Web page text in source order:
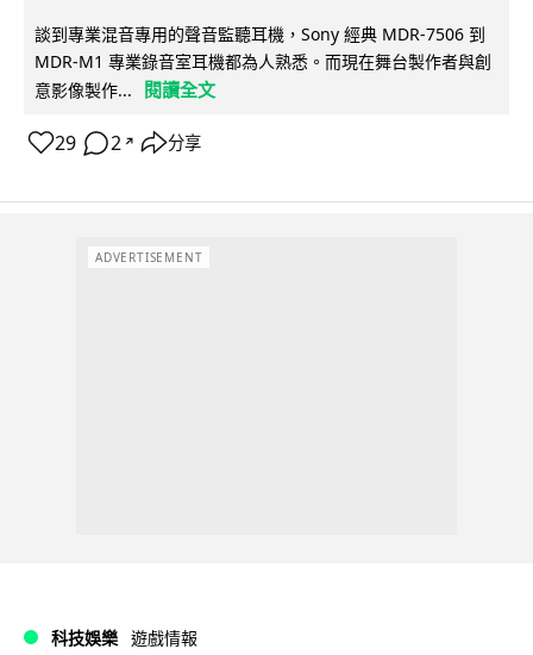
談到專業混音專用的聲音監聽耳機，Sony 經典 MDR-7506 到
MDR-M1 專業錄音室耳機都為人熟悉。而現在舞台製作者與創
意影像製作...
閱讀全文
29 2 ↗ 分享
ADVERTISEMENT
科技娛樂 遊戲情報